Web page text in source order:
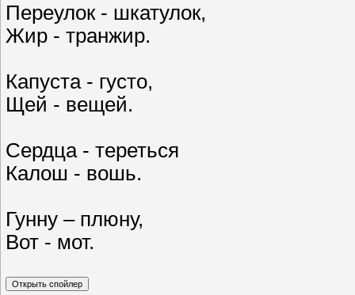
Переулок - шкатулок,
Жир - транжир.
Капуста - густо,
Щей - вещей.
Сердца - тереться
Калош - вошь.
Гунну – плюну,
Вот - мот.